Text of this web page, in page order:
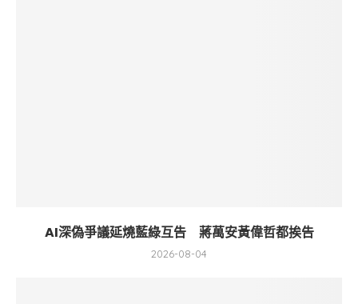
AI深偽爭議延燒藍綠互告 蔣萬安黃偉哲都挨告
2026-08-04